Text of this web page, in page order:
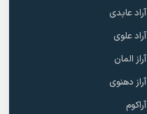
آراد عابدی
آراد علوی
آراز المان
آراز دهنوی
آراکوم